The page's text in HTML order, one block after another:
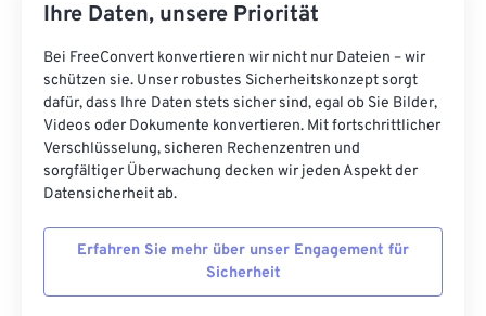
Ihre Daten, unsere Priorität
Bei FreeConvert konvertieren wir nicht nur Dateien – wir
schützen sie. Unser robustes Sicherheitskonzept sorgt
dafür, dass Ihre Daten stets sicher sind, egal ob Sie Bilder,
Videos oder Dokumente konvertieren. Mit fortschrittlicher
Verschlüsselung, sicheren Rechenzentren und
sorgfältiger Überwachung decken wir jeden Aspekt der
Datensicherheit ab.
Erfahren Sie mehr über unser Engagement für
Sicherheit